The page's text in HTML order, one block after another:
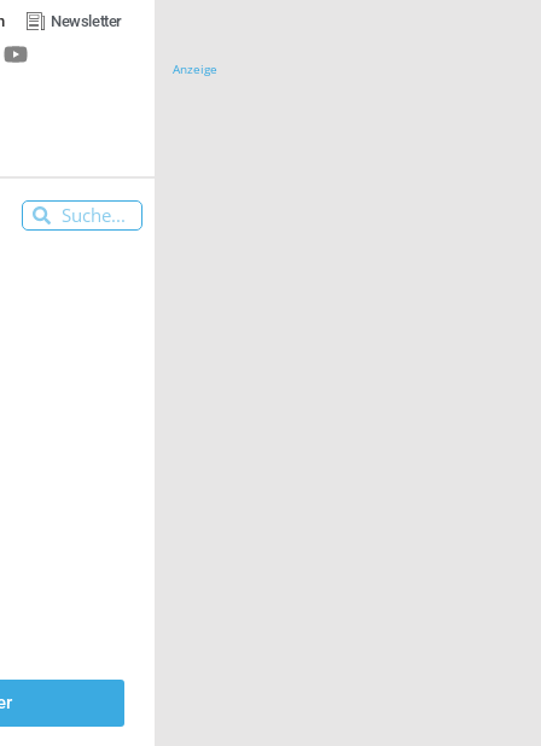
Newsletter
Anzeige